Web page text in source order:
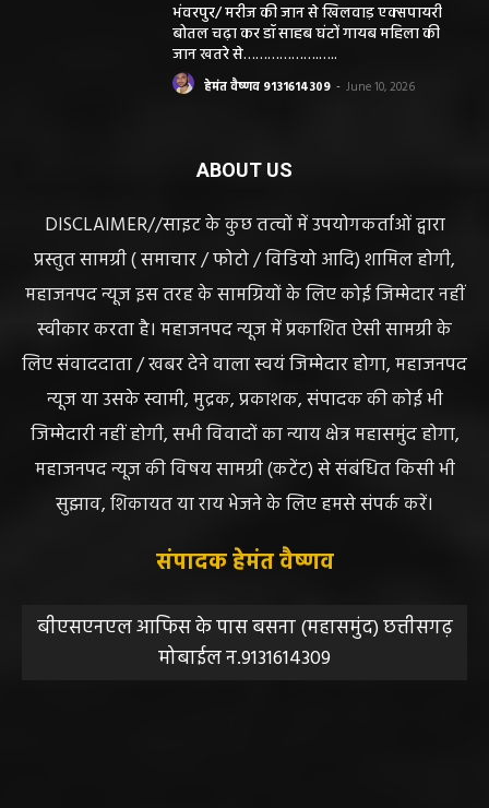
भंवरपुर/ मरीज की जान से खिलवाड़ एक्सपायरी
बोतल चढ़ा कर डॉ साहब घंटों गायब महिला की
जान खतरे से……………….…..
हेमंत वैष्णव 9131614309 - June 10, 2026
ABOUT US
DISCLAIMER//साइट के कुछ तत्वों में उपयोगकर्ताओं द्वारा
प्रस्तुत सामग्री ( समाचार / फोटो / विडियो आदि) शामिल होगी,
महाजनपद न्यूज इस तरह के सामग्रियों के लिए कोई जिम्मेदार नहीं
स्वीकार करता है। महाजनपद न्यूज में प्रकाशित ऐसी सामग्री के
लिए संवाददाता / खबर देने वाला स्वयं जिम्मेदार होगा, महाजनपद
न्यूज या उसके स्वामी, मुद्रक, प्रकाशक, संपादक की कोई भी
जिम्मेदारी नहीं होगी, सभी विवादों का न्याय क्षेत्र महासमुंद होगा,
महाजनपद न्यूज की विषय सामग्री (कटेंट) से संबंधित किसी भी
सुझाव, शिकायत या राय भेजने के लिए हमसे संपर्क करें।
संपादक हेमंत वैष्णव
बीएसएनएल आफिस के पास बसना (महासमुंद) छत्तीसगढ़
मोबाईल न.9131614309